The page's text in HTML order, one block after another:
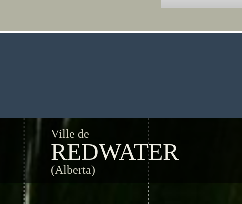
Ville de
REDWATER
(Alberta)